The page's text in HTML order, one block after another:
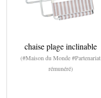
chaise plage inclinable
(#Maison du Monde #Partenariat
rémunéré)